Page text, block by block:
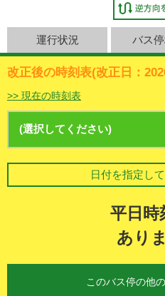
運行状況 バス
改正後の時刻表(改正日：
>> 現在の時刻表
日付を指定し
平日時
あり
このバス停の他